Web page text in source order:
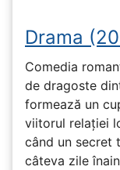
Drama
Comedia
de dragoste
formează un
viitorul relației
când un secret
câteva zile